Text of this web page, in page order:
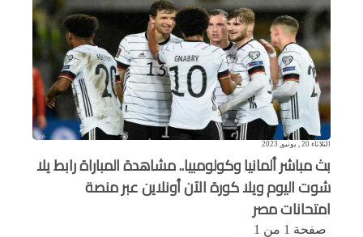
الثلاثاء 20 , يونيو, 2023
بث مباشر ألمانيا وكولومبيا.. مشاهدة المباراة رابط يلا
شوت اليوم ويلا كورة الآن أونلاين عبر منصة
امتحانات مصر
صفحة 1 من 1